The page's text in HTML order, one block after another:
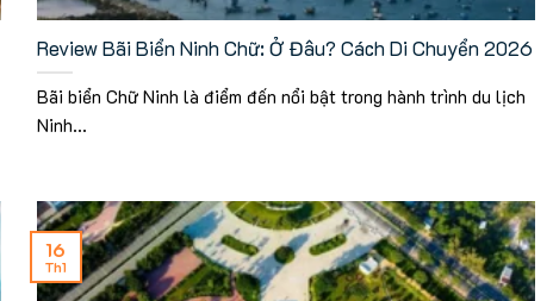
Review Bãi Biển Ninh Chữ: Ở Đâu? Cách Di Chuyển 2026
Bãi biển Chữ Ninh là điểm đến nổi bật trong hành trình du lịch
Ninh...
16
Th1